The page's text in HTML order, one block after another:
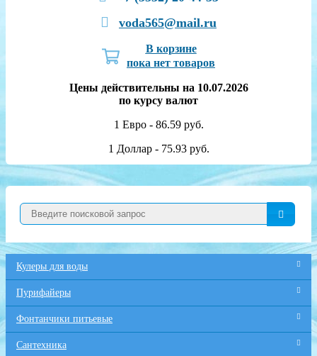
voda565@mail.ru
В корзине
пока нет товаров
Цены действительны на 10.07.2026
по курсу валют
1 Евро - 86.59 руб.
1 Доллар - 75.93 руб.
Кулеры для воды
Пурифайеры
Фонтанчики питьевые
Сантехника